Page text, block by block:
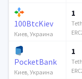
100BtcKiev
Киев, Украина
1
PocketBank
Киев, Украина
1